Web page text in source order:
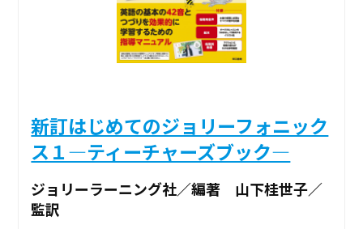
新訂はじめてのジョリーフォニック
ス１―ティーチャーズブック―
ジョリーラーニング社／編著 山下桂世子／
監訳